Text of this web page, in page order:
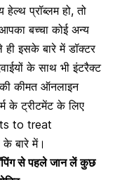
प्रॉब्लम हो, तो
बच्चा कोई अन्य
ही इसके बारे में डॉक्टर
के साथ भी इंटरैक्ट
कीमत ऑनलाइन
के ट्रीटमेंट के लिए
to treat
बारे में।
से पहले जान लें कुछ